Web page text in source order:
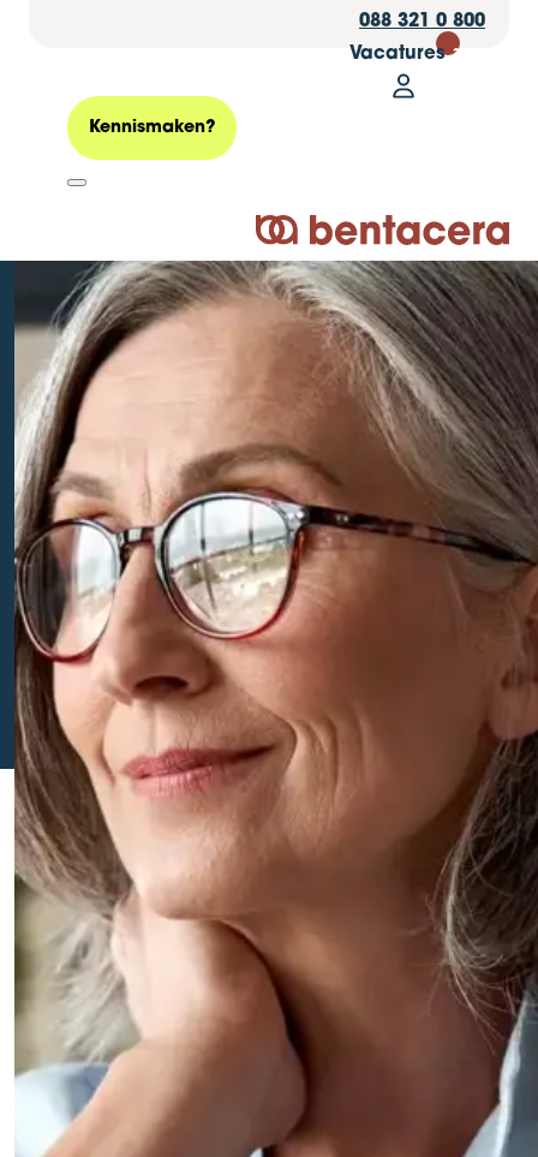
088 321 0 800
Vacatures 30
Mijn
Logo Bentacera
Kennismaken?
Zo dicht je jouw
pensioentekort
Geplaatst op: 21 mei 2025
Belasting